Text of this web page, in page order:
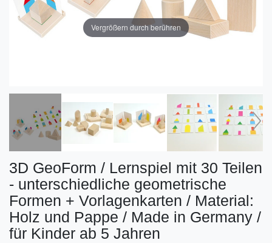
Vergrößern durch berühren
3D GeoForm / Lernspiel mit 30 Teilen
- unterschiedliche geometrische
Formen + Vorlagenkarten / Material:
Holz und Pappe / Made in Germany /
für Kinder ab 5 Jahren